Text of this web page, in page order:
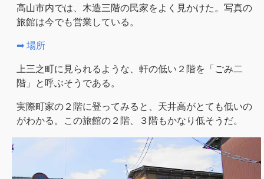
高山市内では、木造三階の民家をよく見かけた。写真の
旅館は今でも営業している。
➡ 場所
上三之町に見られるような、軒の低い２階を「ごみ二
階」と呼ぶそうである。
実際町家の２階に登ってみると、天井高がとても低いの
がわかる。この旅館の２階、３階もかなり低そうだ。